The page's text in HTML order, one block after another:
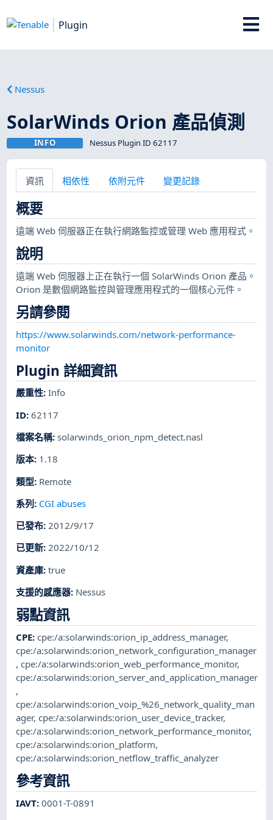
Plugin
Nessus
SolarWinds Orion 產品偵測
INFO Nessus Plugin ID 62117
資訊 相依性 依附元件 變更記錄
概要
遠端 Web 伺服器正在執行網路監控或管理 Web 應用程式。
說明
遠端 Web 伺服器上正在執行一個 SolarWinds Orion 產品。
Orion 是數個網路監控與管理應用程式的一個核心元件。
另請參閱
https://www.solarwinds.com/network-performance-
monitor
Plugin 詳細資訊
嚴重性:Info
ID:62117
檔案名稱:solarwinds_orion_npm_detect.nasl
版本: 1.18
類型: Remote
系列: CGI abuses
已發布:2012/9/17
已更新:2022/10/12
資產庫:true
支援的感應器: Nessus
弱點資訊
CPE:cpe:/a:solarwinds:orion_ip_address_manager,
cpe:/a:solarwinds:orion_network_configuration_manager
,cpe:/a:solarwinds:orion_web_performance_monitor,
cpe:/a:solarwinds:orion_server_and_application_manager
,
cpe:/a:solarwinds:orion_voip_%26_network_quality_man
ager,cpe:/a:solarwinds:orion_user_device_tracker,
cpe:/a:solarwinds:orion_network_performance_monitor,
cpe:/a:solarwinds:orion_platform,
cpe:/a:solarwinds:orion_netflow_traffic_analyzer
參考資訊
IAVT:0001-T-0891